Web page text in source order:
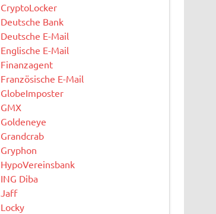
CryptoLocker
Deutsche Bank
Deutsche E-Mail
Englische E-Mail
Finanzagent
Französische E-Mail
GlobeImposter
GMX
Goldeneye
Grandcrab
Gryphon
HypoVereinsbank
ING Diba
Jaff
Locky